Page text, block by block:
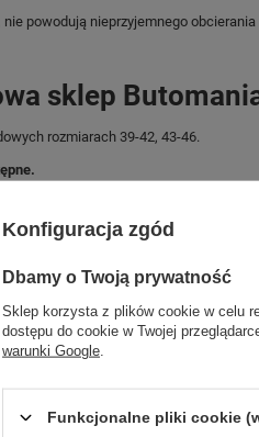
powodują nieprzyjemnego
sklep
rozmiarach 39-42, 43-46.
wybór obuwia sportowego dla całej
masz gwarancję, że towar jest
zwrotu bądź wymiany towaru bez
Konfiguracja zgód
Dbamy o Twoją prywatność
Sklep korzysta z plików cookie w celu
dostępu do cookie w Twojej
warunki Google
Funkcjonalne pliki cookie